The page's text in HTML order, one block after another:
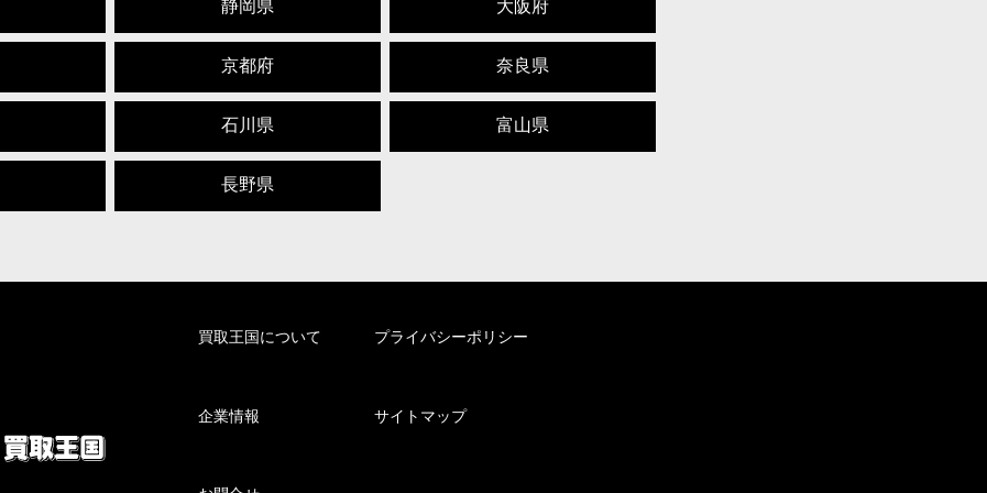
静岡県 大阪府
京都府 奈良県
石川県 富山県
長野県
買取王国について プライバシーポリシー
企業情報 サイトマップ